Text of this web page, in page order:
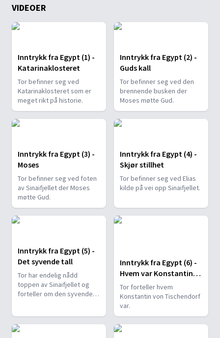
VIDEOER
Inntrykk fra Egypt (1) -
Katarinaklosteret
Tor befinner seg ved
Katarinaklosteret som er
meget rikt på historie.
Inntrykk fra Egypt (2) -
Guds kall
Tor befinner seg ved den
brennende busken der
Moses møtte Gud.
Inntrykk fra Egypt (3) -
Moses
Tor befinner seg ved foten
av Sinaifjellet der Moses
møtte Gud.
Inntrykk fra Egypt (4) -
Skjør stillhet
Tor befinner seg ved Elias
kilde på vei opp Sinaifjellet.
Inntrykk fra Egypt (5) -
Det syvende tall
Tor har endelig nådd
toppen av Sinaifjellet og
forteller om den syvende
Inntrykk fra Egypt (6) -
Hvem var Konstantin
von Tischendorf?
Tor forteller hvem
Konstantin von Tischendorf
var.